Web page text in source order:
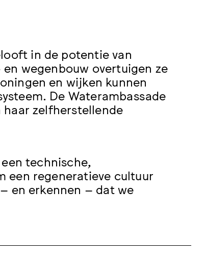
in de potentie van
wegenbouw overtuigen ze
en wijken kunnen
De Waterambassade
zelfherstellende
technische,
een regeneratieve cultuur
en erkennen – dat we